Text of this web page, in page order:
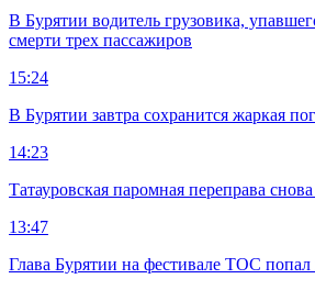
В Бурятии водитель грузовика,
смерти трех пассажиров
15:24
В Бурятии завтра сохранится жаркая
14:23
Татауровская паромная переправа
13:47
Глава Бурятии на фестивале ТОС попал